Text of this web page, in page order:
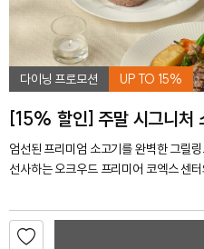
다이닝 프로모션 UP TO 15%
[15% 할인] 주말 시그니처
엄선된 프리미엄 소고기를 완벽한 그릴
선사하는 오크우드 프리미어 코엑스 센